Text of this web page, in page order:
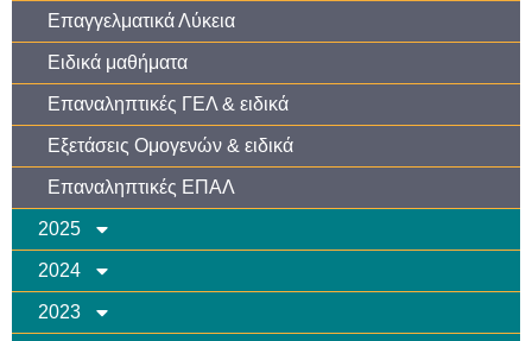
Επαγγελματικά Λύκεια
Ειδικά μαθήματα
Επαναληπτικές ΓΕΛ & ειδικά
Εξετάσεις Ομογενών & ειδικά
Επαναληπτικές ΕΠΑΛ
2025
2024
2023